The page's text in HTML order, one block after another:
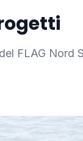
FLAG Nord